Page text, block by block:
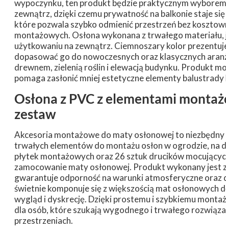
wypoczynku, ten produkt będzie praktycznym
zewnątrz, dzięki czemu prywatność na balkonie staje
które pozwala szybko odmienić przestrzeń bez
montażowych. Osłona wykonana z trwałego
użytkowaniu na zewnątrz. Ciemnoszary kolor
dopasować go do nowoczesnych oraz klasycznych
drewnem, zielenią roślin i elewacją budynku. Produkt
pomaga zasłonić mniej estetyczne elementy
Osłona z PVC z elementami
zestaw
Akcesoria montażowe do maty osłonowej to
trwałych elementów do montażu osłon w ogrodzie, na
płytek montażowych oraz 26 sztuk drucików
zamocowanie maty osłonowej. Produkt wykonany
gwarantuje odporność na warunki atmosferyczne oraz
świetnie komponuje się z większością mat
wygląd i dyskrecję. Dzięki prostemu i szybkiemu
dla osób, które szukają wygodnego i trwałego
przestrzeniach.